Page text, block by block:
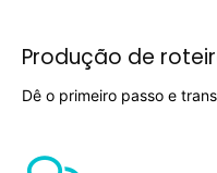
Copyright © 2025
reservados.
Produção de
Dê o primeiro passo e